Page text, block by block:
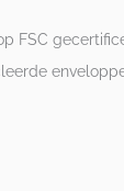
FSC